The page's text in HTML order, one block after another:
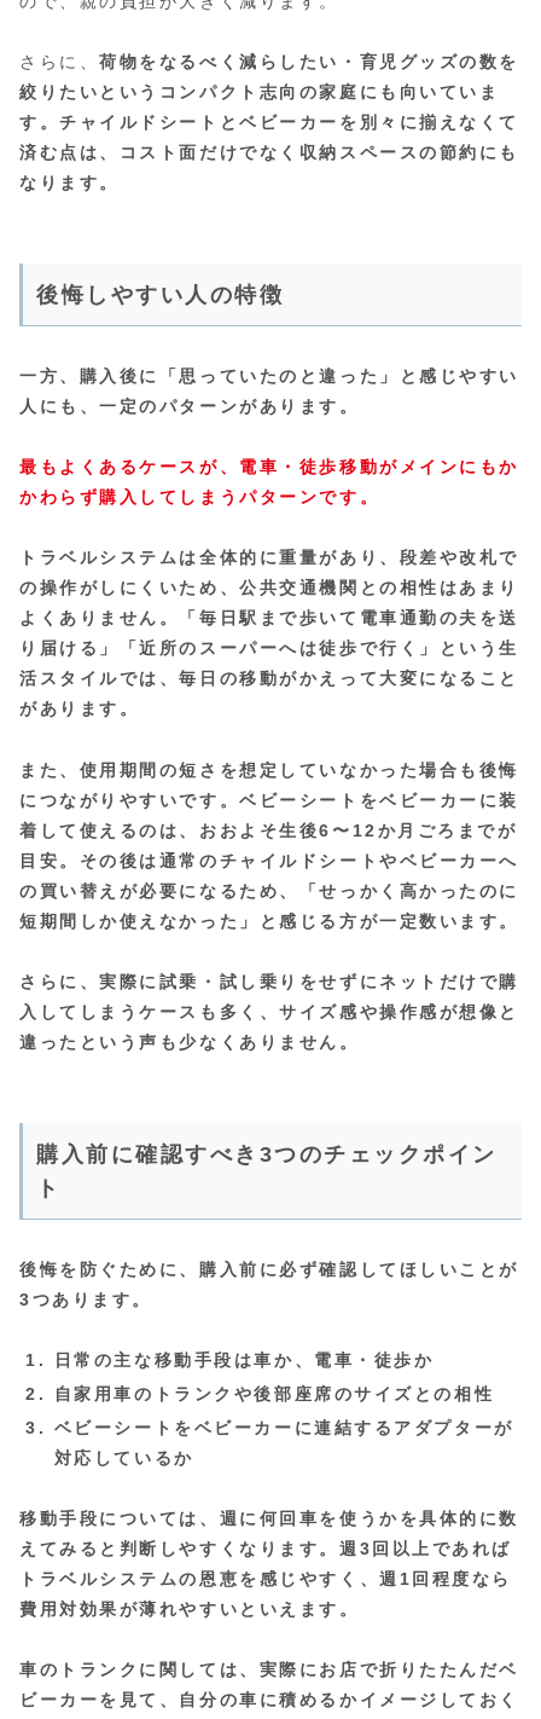
さらに、荷物をなるべく減らしたい・育児グッズの数を
絞りたいというコンパクト志向の家庭にも向いていま
す。チャイルドシートとベビーカーを別々に揃えなくて
済む点は、コスト面だけでなく収納スペースの節約にも
なります。
後悔しやすい人の特徴
一方、購入後に「思っていたのと違った」と感じやすい
人にも、一定のパターンがあります。
最もよくあるケースが、電車・徒歩移動がメインにもか
かわらず購入してしまうパターンです。
トラベルシステムは全体的に重量があり、段差や改札で
の操作がしにくいため、公共交通機関との相性はあまり
よくありません。「毎日駅まで歩いて電車通勤の夫を送
り届ける」「近所のスーパーへは徒歩で行く」という生
活スタイルでは、毎日の移動がかえって大変になること
があります。
また、使用期間の短さを想定していなかった場合も後悔
につながりやすいです。ベビーシートをベビーカーに装
着して使えるのは、おおよそ生後6〜12か月ごろまでが
目安。その後は通常のチャイルドシートやベビーカーへ
の買い替えが必要になるため、「せっかく高かったのに
短期間しか使えなかった」と感じる方が一定数います。
さらに、実際に試乗・試し乗りをせずにネットだけで購
入してしまうケースも多く、サイズ感や操作感が想像と
違ったという声も少なくありません。
購入前に確認すべき3つのチェックポイン
ト
後悔を防ぐために、購入前に必ず確認してほしいことが
3つあります。
日常の主な移動手段は車か、電車・徒歩か
自家用車のトランクや後部座席のサイズとの相性
ベビーシートをベビーカーに連結するアダプターが
対応しているか
移動手段については、週に何回車を使うかを具体的に数
えてみると判断しやすくなります。週3回以上であれば
トラベルシステムの恩恵を感じやすく、週1回程度なら
費用対効果が薄れやすいといえます。
車のトランクに関しては、実際にお店で折りたたんだベ
ビーカーを見て、自分の車に積めるかイメージしておく